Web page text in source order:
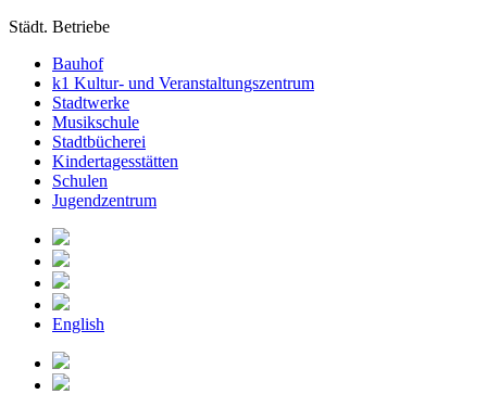
Städt. Betriebe
Bauhof
k1 Kultur- und Veranstaltungszentrum
Stadtwerke
Musikschule
Stadtbücherei
Kindertagesstätten
Schulen
Jugendzentrum
English